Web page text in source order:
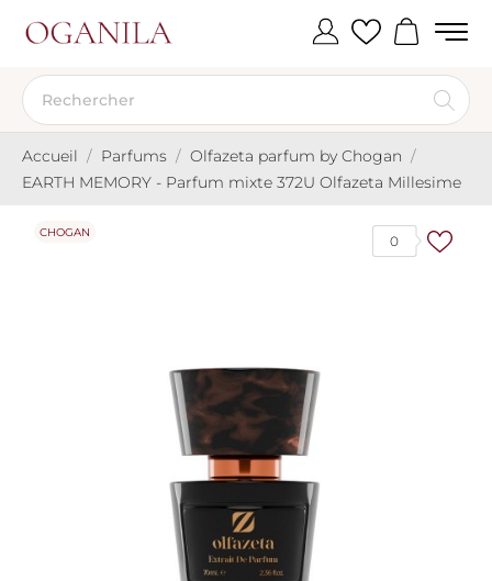
Accueil Parfums
Olfazeta parfum by Chogan
EARTH MEMORY - Parfum mixte 372U Olfazeta Millesime
0
CHOGAN